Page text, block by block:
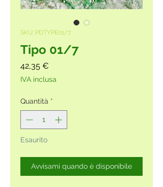
SKU: PDTYPE01/7
Tipo 01/7
42,35 €
IVA inclusa
Quantità *
Esaurito
Avvisami quando è disponibile